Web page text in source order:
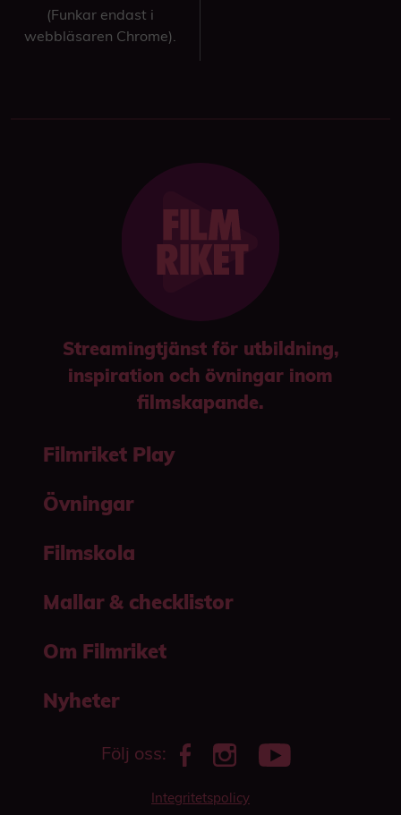
(Funkar endast i
webbläsaren Chrome).
Streamingtjänst för utbildning,
inspiration och övningar inom
filmskapande.
Filmriket Play
Övningar
Filmskola
Mallar & checklistor
Om Filmriket
Nyheter
Följ oss:
Integritetspolicy